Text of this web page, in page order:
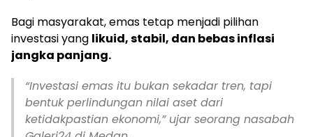
Bagi masyarakat, emas tetap menjadi pilihan
investasi yang likuid, stabil, dan bebas inflasi
jangka panjang.
“Investasi emas itu bukan sekadar tren, tapi
bentuk perlindungan nilai aset dari
ketidakpastian ekonomi,” ujar seorang nasabah